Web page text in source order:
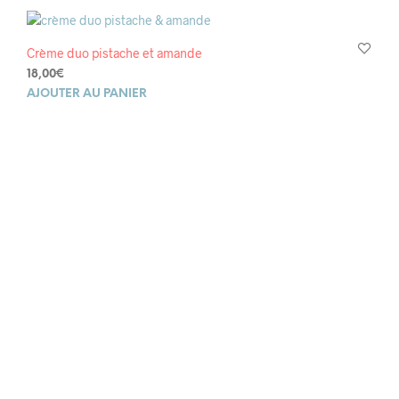
Crème duo pistache et amande
18,00€
AJOUTER AU PANIER